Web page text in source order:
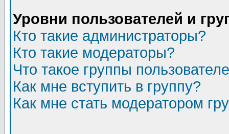
Уровни пользователей и
Кто такие администраторы?
Кто такие модераторы?
Что такое группы
Как мне вступить в группу?
Как мне стать модератором